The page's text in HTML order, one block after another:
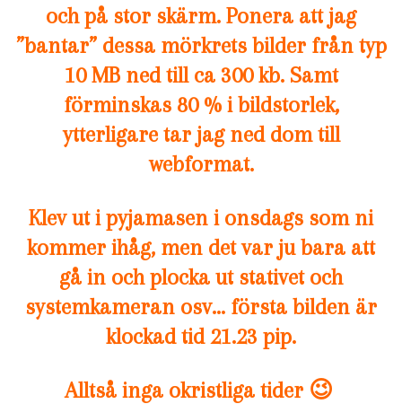
och på stor skärm. Ponera att jag
”bantar” dessa mörkrets bilder från typ
10 MB ned till ca 300 kb. Samt
förminskas 80 % i bildstorlek,
ytterligare tar jag ned dom till
webformat.
Klev ut i pyjamasen i onsdags som ni
kommer ihåg, men det var ju bara att
gå in och plocka ut stativet och
systemkameran osv… första bilden är
klockad tid 21.23 pip.
Alltså inga okristliga tider 😉